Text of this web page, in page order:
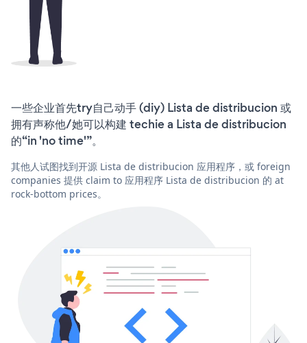
一些企业首先try自己动手 (diy) Lista de distribucion 或
拥有声称他/她可以构建 techie a Lista de distribucion
的“in 'no time'”。
其他人试图找到开源 Lista de distribucion 应用程序，或 foreign
companies 提供 claim to 应用程序 Lista de distribucion 的 at
rock-bottom prices。